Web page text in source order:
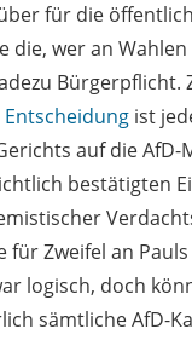
für die
die, wer an
Bürgerpflicht.
Entscheidung ist
auf die
bestätigten
für Zweifel an
logisch, doch
sämtliche AfD-